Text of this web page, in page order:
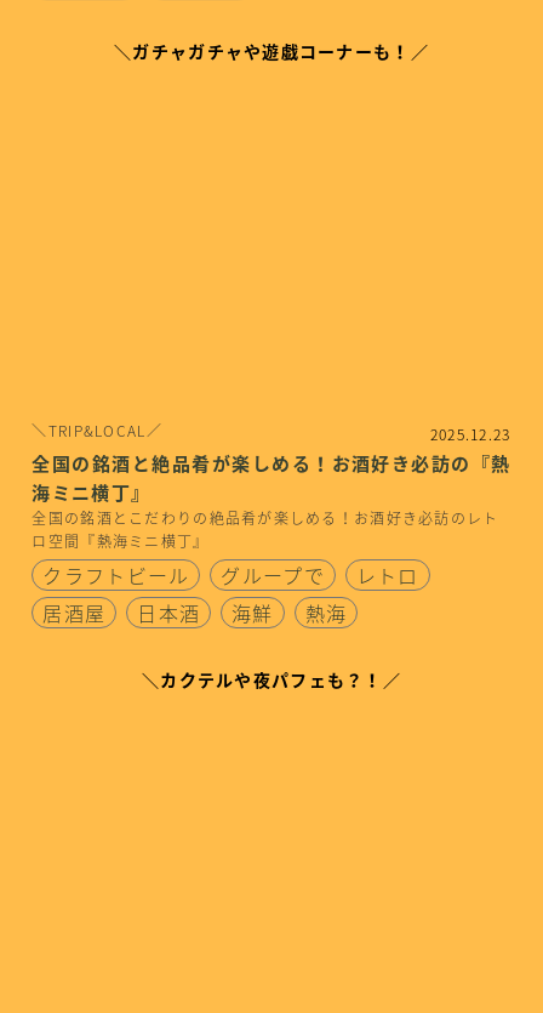
＼ガチャガチャや遊戯コーナーも！／
＼TRIP&LOCAL／ 2025.12.23
全国の銘酒と絶品肴が楽しめる！お酒好き必訪の『熱
海ミニ横丁』
全国の銘酒とこだわりの絶品肴が楽しめる！お酒好き必訪のレト
ロ空間『熱海ミニ横丁』
クラフトビール グループで
レトロ
居酒屋
日本酒 海鮮 熱海
＼カクテルや夜パフェも？！／